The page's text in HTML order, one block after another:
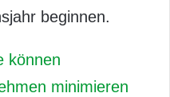
beginnen.
können
minimieren